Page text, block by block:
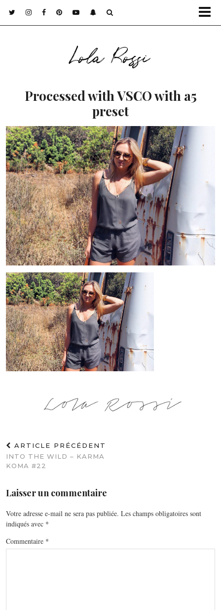
Lola Rossi
Processed with VSCO with a5
preset
ARTICLE PRÉCÉDENT
INTO THE WILD – KARMA
KOMA #22
Laisser un commentaire
Votre adresse e-mail ne sera pas publiée. Les champs obligatoires sont
indiqués avec *
Commentaire *